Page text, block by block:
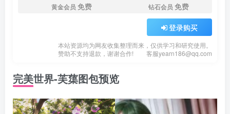
黄金会员 免费 钻石会员 免费
登录购买
本站资源均为网友收集整理而来，仅供学习和研究使用。
赞助不支持退款，谢谢合作!
客服yearn186@qq.com
完美世界-芙蕖图包预览